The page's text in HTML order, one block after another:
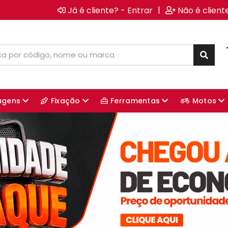
Já é cliente? - Entrar | Não é
Fixação Ferramentas Motos